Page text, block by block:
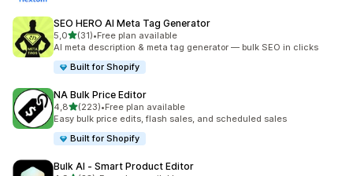
SEO HERO AI Meta Tag Generator
5,0stelle su 5
(31)
31 recensioni totali
•Free plan available
AI meta description & meta tag generator — bulk SEO in clicks
Built for Shopify
NA Bulk Price Editor
4,8stelle su 5
(223)
223 recensioni totali
•Free plan available
Easy bulk price edits, flash sales, and scheduled sales
Built for Shopify
Bulk AI ‑ Smart Product Editor